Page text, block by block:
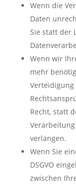
Wenn die
Daten
Sie statt der
Wenn wir
mehr
Recht, statt
verlangen.
Wenn Sie
DSGVO
zwischen